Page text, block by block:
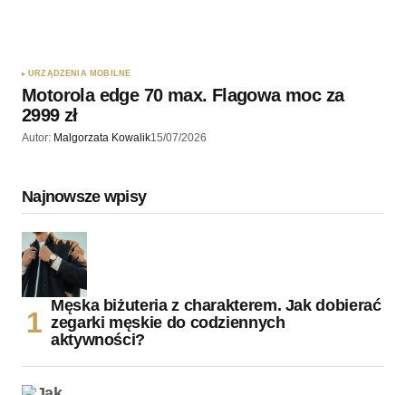
URZĄDZENIA MOBILNE
Motorola edge 70 max. Flagowa moc za
2999 zł
Autor: Malgorzata Kowalik15/07/2026
Najnowsze wpisy
Męska biżuteria z charakterem. Jak dobierać
zegarki męskie do codziennych
aktywności?